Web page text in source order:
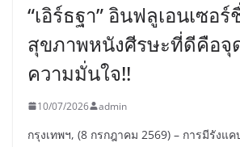
“เอิร์ธฐา” อินฟลูเอนเซ
สุขภาพหนังศีรษะที่ดีคือจุ
ความมั่นใจ!!
10/07/2026 admin
กรุงเทพฯ, (8 กรกฎาคม 2569) – การมีรังแ